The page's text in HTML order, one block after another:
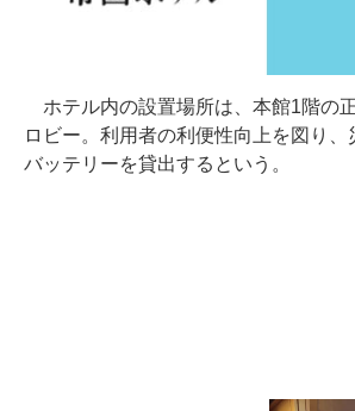
ホテル内の設置場所は、本館1階の
ロビー。利用者の利便性向上を図り
バッテリーを貸出するという。